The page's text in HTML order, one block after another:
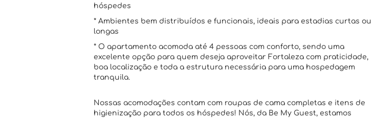
hóspedes
* Ambientes bem distribuídos e funcionais, ideais para estadias curtas ou
longas
* O apartamento acomoda até 4 pessoas com conforto, sendo uma
excelente opção para quem deseja aproveitar Fortaleza com praticidade,
boa localização e toda a estrutura necessária para uma hospedagem
tranquila.
Nossas acomodações contam com roupas de cama completas e itens de
higienização para todos os hóspedes! Nós, da Be My Guest, estamos